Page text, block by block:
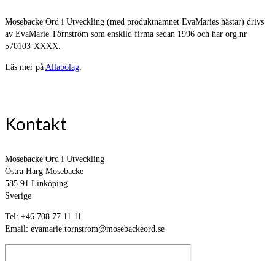
Mosebacke Ord i Utveckling (med produktnamnet EvaMaries hästar) drivs
av EvaMarie Törnström som enskild firma sedan 1996 och har org.nr
570103-XXXX.
Läs mer på Allabolag.
Kontakt
Mosebacke Ord i Utveckling
Östra Harg Mosebacke
585 91 Linköping
Sverige
Tel: +46 708 77 11 11
Email: evamarie.tornstrom@mosebackeord.se